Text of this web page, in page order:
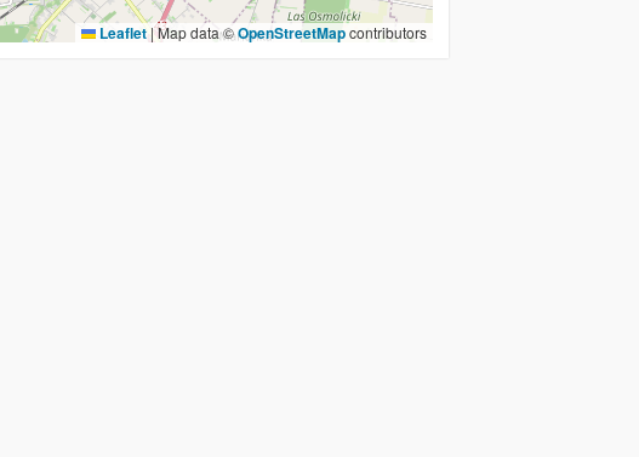
Leaflet |Map data ©OpenStreetMapcontributors